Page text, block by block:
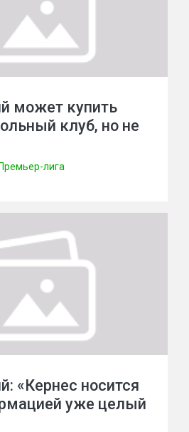
может купить
клуб, но не
Премьер-лига
«Кернес носится
уже целый